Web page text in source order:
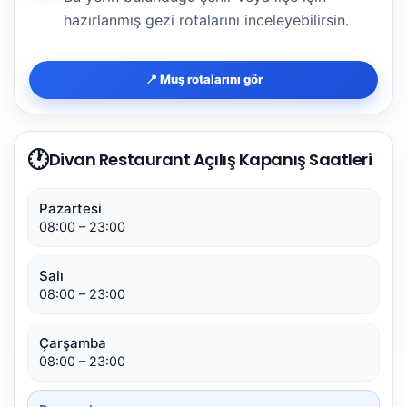
hazırlanmış gezi rotalarını inceleyebilirsin.
📍 Muş rotalarını gör
🕐Divan Restaurant Açılış Kapanış Saatleri
Pazartesi
08:00 – 23:00
Salı
08:00 – 23:00
Çarşamba
08:00 – 23:00